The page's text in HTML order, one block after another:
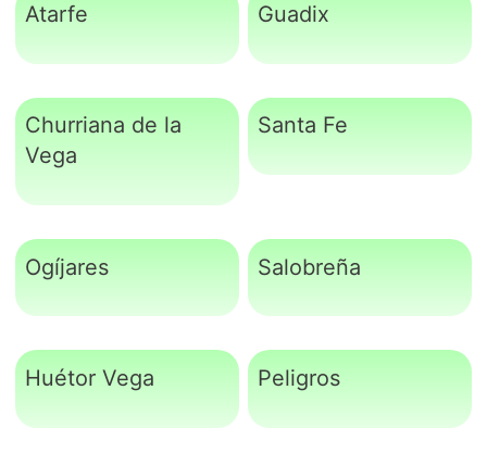
Atarfe Guadix
Churriana de la
Vega
Santa Fe
Ogíjares Salobreña
Huétor Vega Peligros